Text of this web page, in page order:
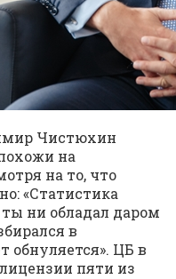
Чистюхин
на
на то, что
«Статистика
ни обладал даром
в
обнуляется». ЦБ в
пяти из